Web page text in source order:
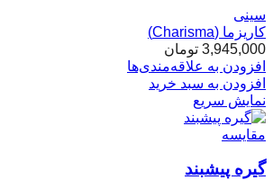
سینی
کاریزما (Charisma)
3,945,000 تومان
افزودن به علاقه‌مندی‌ها
افزودن به سبد خرید
نمایش سریع
مقایسه
گیره پیشبند